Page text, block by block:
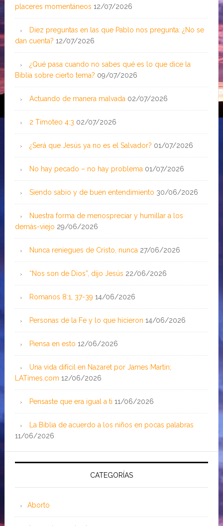
placeres momentáneos 12/07/2026
Diez preguntas en las que Pablo nos pregunta: ¿No se
dan cuenta? 12/07/2026
¿Qué pasa cuando no sabes qué es lo que dice la
Biblia sobre cierto tema? 09/07/2026
Actuando de manera malvada 02/07/2026
2 Timoteo 4:3 02/07/2026
¿Será que Jesús ya no es el Salvador? 01/07/2026
No hay pecado – no hay problema 01/07/2026
Siendo sabio y de buen entendimiento 30/06/2026
Nuestra forma de menospreciar y humillar a los
demás-viejo 29/06/2026
Nunca reniegues de Cristo, nunca 27/06/2026
“Nos son de Dios”, dijo Jesús 22/06/2026
Romanos 8:1, 37-39 14/06/2026
Personas de la Fe y lo que hicieron 14/06/2026
Piensa en esto 12/06/2026
Una vida difícil en Nazaret por James Martin;
LATimes.com 12/06/2026
Pensaste que era igual a ti 11/06/2026
La Biblia de acuerdo a los niños en pocas palabras
11/06/2026
CATEGORÍAS
Aborto